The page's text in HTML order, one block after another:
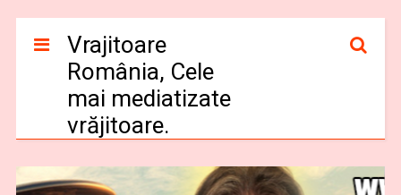
Vrajitoare
România, Cele
mai mediatizate
vrăjitoare.